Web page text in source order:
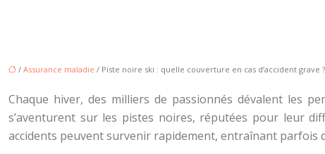
/ Assurance maladie / Piste noire ski : quelle couverture en cas d’accident grave ?
Chaque hiver, des milliers de passionnés dévalent les
s’aventurent sur les pistes noires, réputées pour leur
accidents peuvent survenir rapidement, entraînant parfois